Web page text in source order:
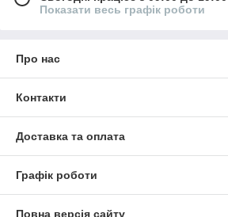
Показати весь графік роботи
Про нас
Контакти
Доставка та оплата
Графік роботи
Повна версія сайту